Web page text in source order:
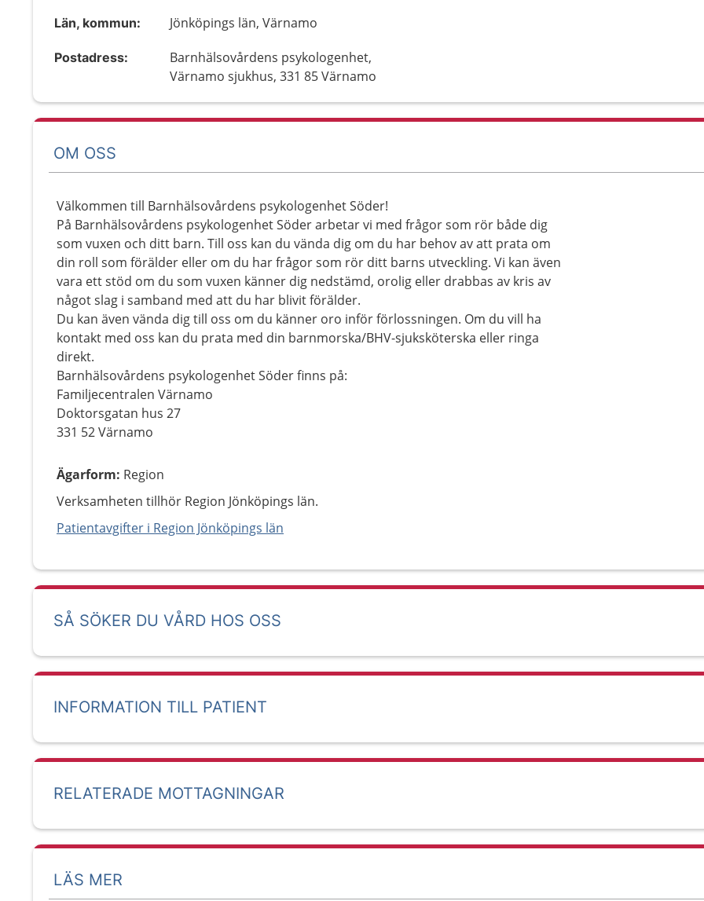
Län, kommun: Jönköpings län, Värnamo
Postadress:
Barnhälsovårdens psykologenhet,
Värnamo sjukhus, 331 85 Värnamo
OM OSS
Välkommen till Barnhälsovårdens psykologenhet Söder!
På Barnhälsovårdens psykologenhet Söder arbetar vi med frågor som rör både dig
som vuxen och ditt barn. Till oss kan du vända dig om du har behov av att prata om
din roll som förälder eller om du har frågor som rör ditt barns utveckling. Vi kan även
vara ett stöd om du som vuxen känner dig nedstämd, orolig eller drabbas av kris av
något slag i samband med att du har blivit förälder.
Du kan även vända dig till oss om du känner oro inför förlossningen. Om du vill ha
kontakt med oss kan du prata med din barnmorska/BHV-sjuksköterska eller ringa
direkt.
Barnhälsovårdens psykologenhet Söder finns på:
Familjecentralen Värnamo
Doktorsgatan hus 27
331 52 Värnamo
Ägarform: Region
Verksamheten tillhör Region Jönköpings län.
Patientavgifter i Region Jönköpings län
SÅ SÖKER DU VÅRD HOS OSS
INFORMATION TILL PATIENT
RELATERADE MOTTAGNINGAR
LÄS MER